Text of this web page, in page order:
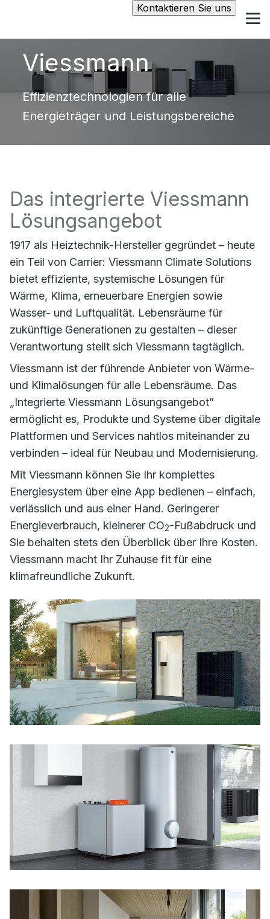
Kontaktieren Sie uns
Viessmann
Effizienztechnologien für alle
Energieträger und Leistungsbereiche
Das integrierte Viessmann
Lösungsangebot
1917 als Heiztechnik-Hersteller gegründet – heute
ein Teil von Carrier: Viessmann Climate Solutions
bietet effiziente, systemische Lösungen für
Wärme, Klima, erneuerbare Energien sowie
Wasser- und Luftqualität. Lebensräume für
zukünftige Generationen zu gestalten – dieser
Verantwortung stellt sich Viessmann tagtäglich.
Viessmann ist der führende Anbieter von Wärme-
und Klimalösungen für alle Lebensräume. Das
„Integrierte Viessmann Lösungsangebot”
ermöglicht es, Produkte und Systeme über digitale
Plattformen und Services nahtlos miteinander zu
verbinden – ideal für Neubau und Modernisierung.
Mit Viessmann können Sie Ihr komplettes
Energiesystem über eine App bedienen – einfach,
verlässlich und aus einer Hand. Geringerer
Energieverbrauch, kleinerer CO2-Fußabdruck und
Sie behalten stets den Überblick über Ihre Kosten.
Viessmann macht Ihr Zuhause fit für eine
klimafreundliche Zukunft.